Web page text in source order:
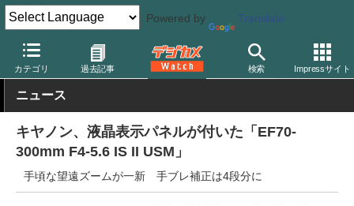
Powered by Translate
カテゴリ 過去記事 検索 Impressサイト
デジカメ Watch レンズ 交換レンズ キヤノン
ニュース
キヤノン、液晶表示パネルが付いた「EF70-
300mm F4-5.6 IS II USM」
手頃な望遠ズームが一新 手ブレ補正は4段分に